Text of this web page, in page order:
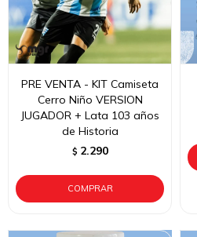
PRE VENTA - KIT Camiseta
Cerro Niño VERSION
JUGADOR + Lata 103 años
de Historia
$ 2.290